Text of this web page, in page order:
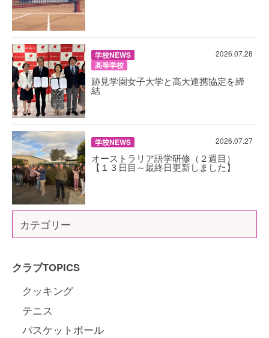
学校NEWS
高等学校
2026.07.28
跡見学園女子大学と高大連携協定を締
結
学校NEWS 2026.07.27
オーストラリア語学研修（２週目）
【１３日目～最終日更新しました】
カテゴリー
クラブTOPICS
クッキング
テニス
バスケットボール